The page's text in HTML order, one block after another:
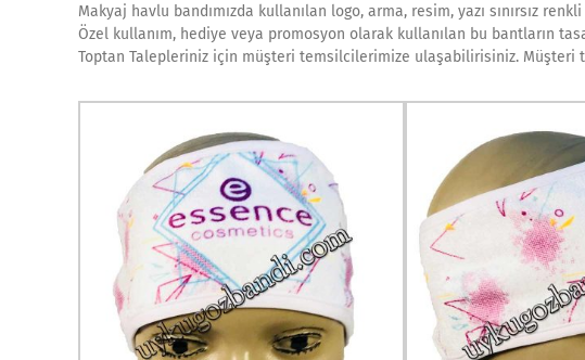
Makyaj havlu bandımızda kullanılan logo, arma, resim, yazı sınırsız
Özel kullanım, hediye veya promosyon olarak kullanılan bu bantların
Toptan Talepleriniz için müşteri temsilcilerimize ulaşabilirisiniz. Müşteri